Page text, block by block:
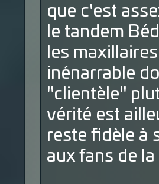
que c'est
le tandem
les
inénarrable
"clientèle"
vérité est
reste fidèle à
aux fans de